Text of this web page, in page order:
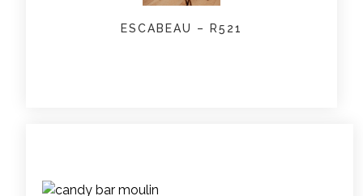
ESCABEAU – R521